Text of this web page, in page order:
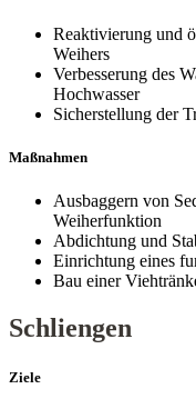
Reaktivierung und
Weihers
Verbesserung des
Hochwasser
Sicherstellung der
Maßnahmen
Ausbaggern von
Weiherfunktion
Abdichtung und
Einrichtung eines
Bau einer
Schliengen
Ziele